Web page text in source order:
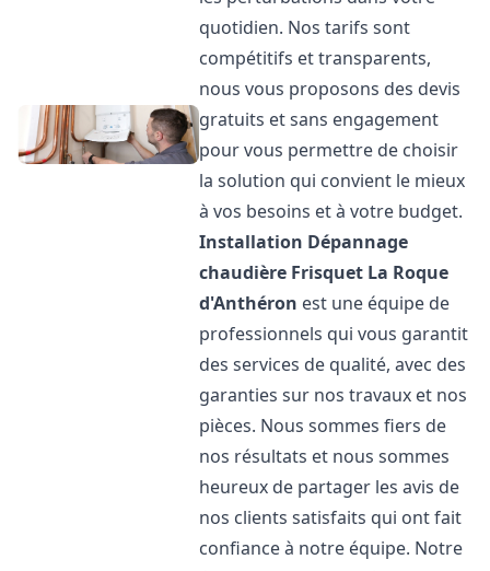
quotidien. Nos tarifs sont
compétitifs et transparents,
nous vous proposons des devis
gratuits et sans engagement
pour vous permettre de choisir
la solution qui convient le mieux
à vos besoins et à votre budget.
Installation Dépannage
chaudière Frisquet La Roque
d'Anthéron est une équipe de
professionnels qui vous garantit
des services de qualité, avec des
garanties sur nos travaux et nos
pièces. Nous sommes fiers de
nos résultats et nous sommes
heureux de partager les avis de
nos clients satisfaits qui ont fait
confiance à notre équipe. Notre